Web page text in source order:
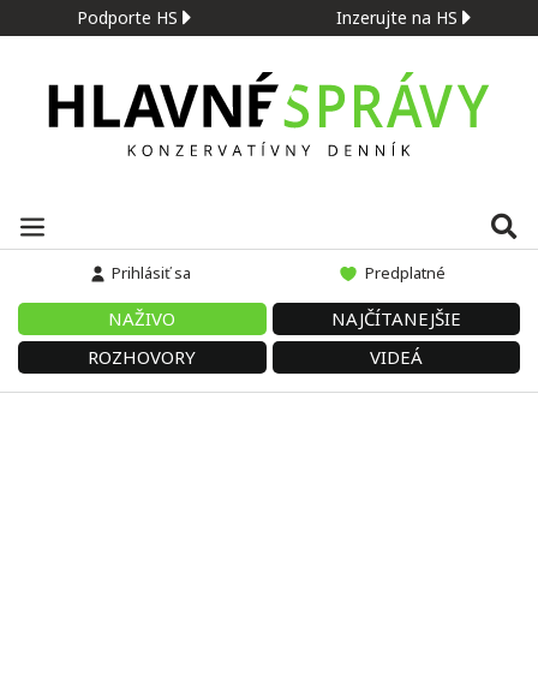
Podporte HS Inzerujte na HS
Prihlásiť sa Predplatné
NAŽIVO
NAJČÍTANEJŠIE
ROZHOVORY
VIDEÁ